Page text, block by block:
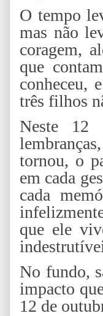
O tempo
mas não
coragem,
que
conheceu,
três filhos
Neste 12
tornou, o
em cada
cada
que ele
No fundo,
impacto
12 de